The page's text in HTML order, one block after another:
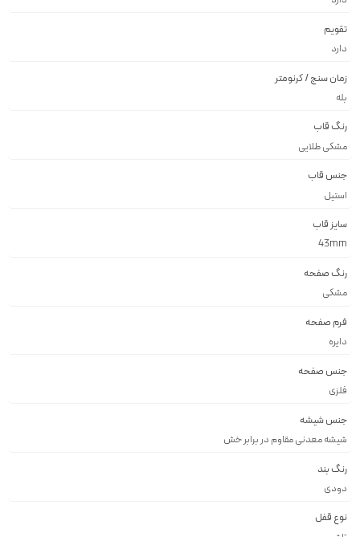
تقویم
دارد
زمان سنج / کرنومتر
رنگ قاب
مشکی طلایی
جنس قاب
استيل
سایز قاب
43mm
رنگ صفحه
مشكى
فرم صفحه
دايره
جنس صفحه
فلزى
جنس شیشه
شيشه معدنى مقاوم در برابر خش
رنگ بند
دودى
نوع قفل